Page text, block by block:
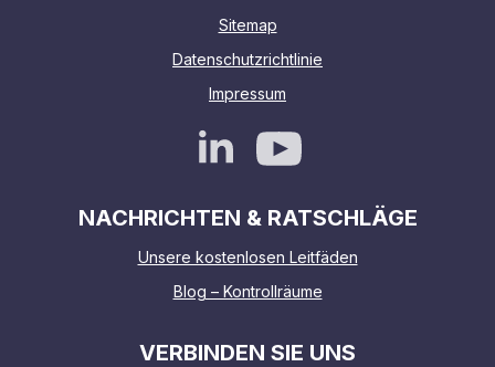
Sitemap
Datenschutzrichtlinie
Impressum
NACHRICHTEN & RATSCHLÄGE
Unsere kostenlosen Leitfäden
Blog – Kontrollräume
VERBINDEN SIE UNS